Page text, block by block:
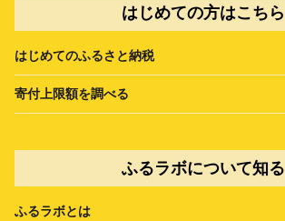
はじめての方はこちら
はじめてのふるさと納税
寄付上限額を調べる
ふるラボについて知る
ふるラボとは